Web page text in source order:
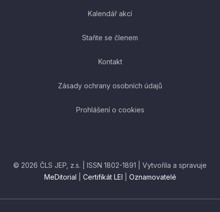
Kalendář akcí
Staňte se členem
Kontakt
Zásady ochrany osobních údajů
Prohlášení o cookies
© 2026 ČLS JEP, z.s. | ISSN 1802-1891 | Vytvořila a spravuje
MeDitorial
Certifikát LEI Oznamovatelé